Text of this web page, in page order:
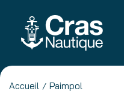
Accueil Paimpol